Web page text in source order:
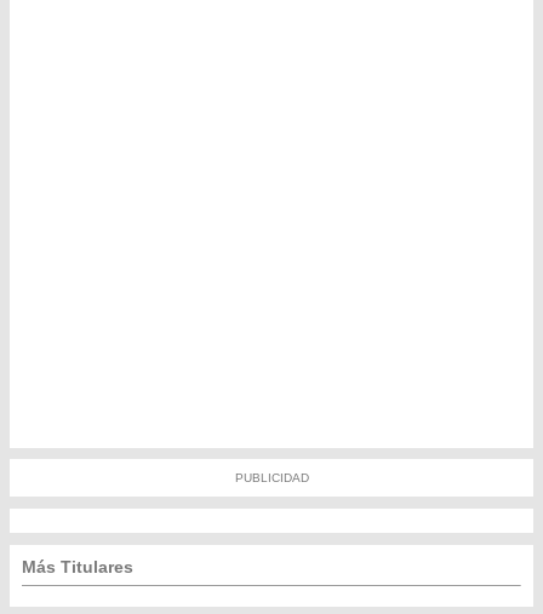
PUBLICIDAD
Más Titulares